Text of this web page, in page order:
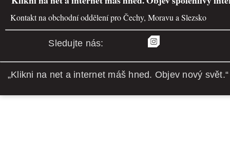
Kontakt na obchodní oddělení pro Čechy, Moravu a Slezsko
Sledujte nás:
„Klikni na net a internet máš hned. Objev nový svět.“